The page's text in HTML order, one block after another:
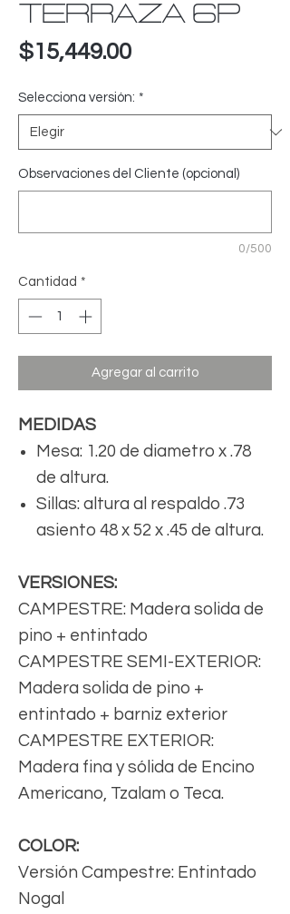
TERRAZA 6P
$15,449.00Precio
Selecciona versión: *
Observaciones del Cliente (opcional)
0/500
Cantidad *
Agregar al carrito
MEDIDAS
Mesa: 1.20 de diametro x .78
de altura.
Sillas: altura al respaldo .73
asiento 48 x 52 x .45 de altura.
VERSIONES:
CAMPESTRE: Madera solida de
pino + entintado
CAMPESTRE SEMI-EXTERIOR:
Madera solida de pino +
entintado + barniz exterior
CAMPESTRE EXTERIOR:
Madera fina y sólida de Encino
Americano, Tzalam o Teca.
COLOR:
Versión Campestre: Entintado
Nogal